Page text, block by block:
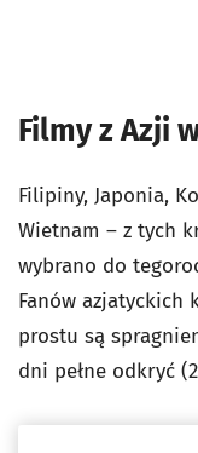
Filmy z Azji
Filipiny, Japonia,
Wietnam – z tych
wybrano do
Fanów
prostu są
dni pełne odkryć